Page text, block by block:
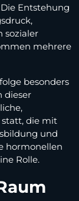
Entstehung
sozialer
mehrere
besonders
dieser
die mit
und
hormonellen
Rolle.